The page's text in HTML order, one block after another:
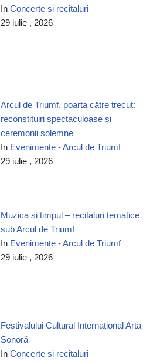
InConcerte si recitaluri
29 iulie , 2026
Arcul de Triumf, poarta către trecut:
reconstituiri spectaculoase și
ceremonii solemne
In Evenimente - Arcul de Triumf
29 iulie , 2026
Muzica și timpul – recitaluri tematice
sub Arcul de Triumf
In Evenimente - Arcul de Triumf
29 iulie , 2026
Festivalului Cultural Internațional Arta
Sonoră
InConcerte si recitaluri